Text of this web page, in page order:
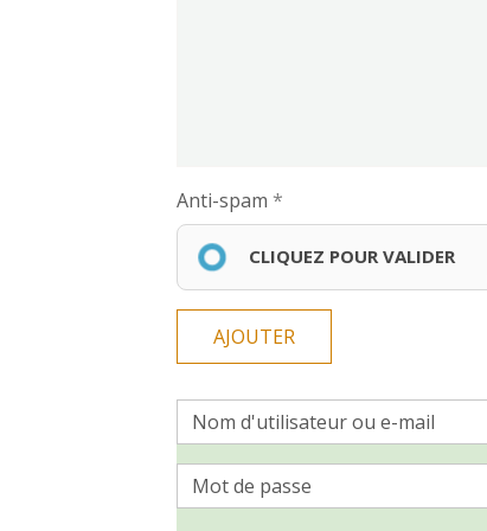
Anti-spam
CLIQUEZ POUR VALIDER
AJOUTER